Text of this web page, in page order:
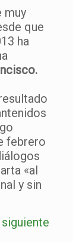
muy
que
ha
febrero
«al
y sin